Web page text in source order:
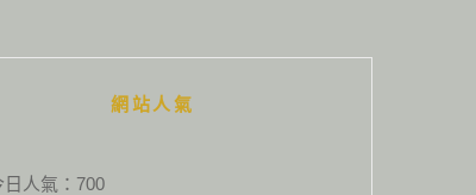
網站人氣
日人氣： 700